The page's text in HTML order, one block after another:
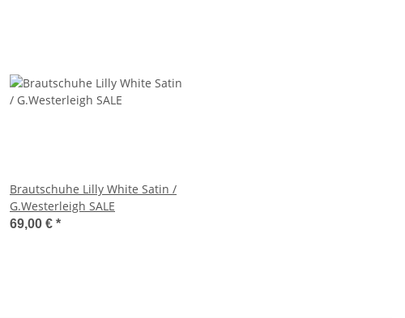
Brautschuhe Lilly White Satin /
G.Westerleigh SALE
69,00 € *